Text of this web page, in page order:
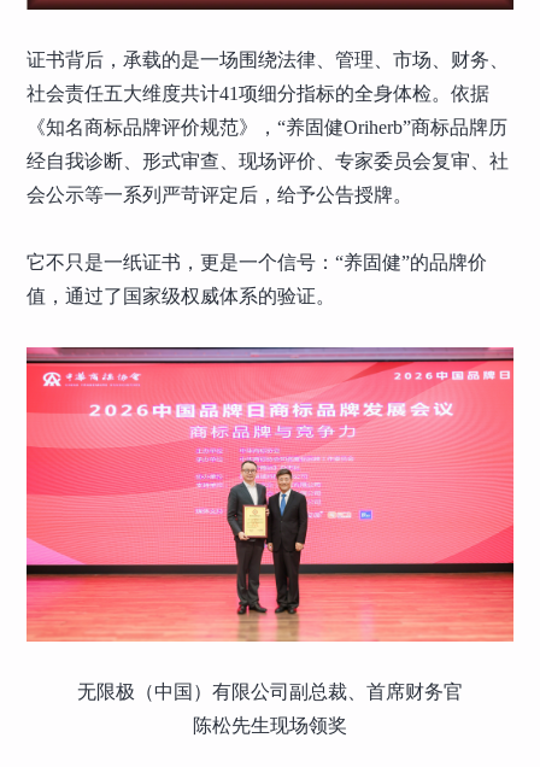
证书背后，承载的是一场围绕法律、管理、市场、财务、
社会责任五大维度共计41项细分指标的全身体检。依据
《知名商标品牌评价规范》，“养固健Oriherb”商标品牌历
经自我诊断、形式审查、现场评价、专家委员会复审、社
会公示等一系列严苛评定后，给予公告授牌。
它不只是一纸证书，更是一个信号：“养固健”的品牌价
值，通过了国家级权威体系的验证。
无限极（中国）有限公司副总裁、首席财务官
陈松先生现场领奖